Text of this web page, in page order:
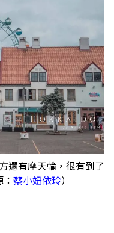
還有摩天輪，很有到了
蔡小妞依玲）